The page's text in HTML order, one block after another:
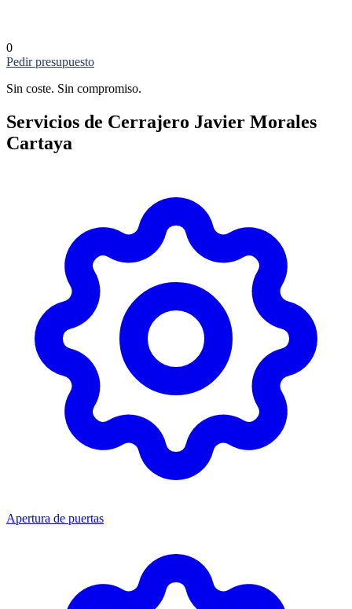
0
Pedir presupuesto
Sin coste. Sin compromiso.
Servicios de Cerrajero Javier Morales
Cartaya
Apertura de puertas